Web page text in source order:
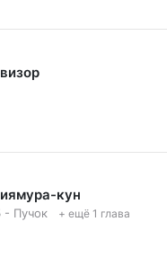
кун
- Пучок + ещё 1 глава